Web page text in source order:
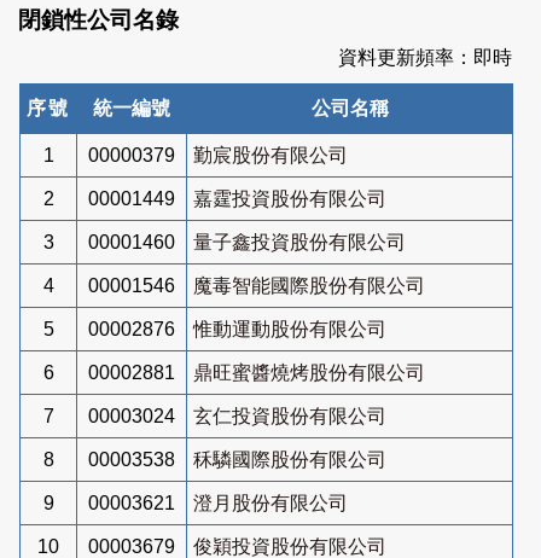
閉鎖性公司名錄
資料更新頻率：即時
序號 統一編號 公司名稱
1 00000379 勤宸股份有限公司
2 00001449 嘉霆投資股份有限公司
3 00001460 量子鑫投資股份有限公司
4 00001546 魔毒智能國際股份有限公司
5 00002876 惟動運動股份有限公司
6 00002881 鼎旺蜜醬燒烤股份有限公司
7 00003024 玄仁投資股份有限公司
8 00003538 秝驎國際股份有限公司
9 00003621 澄月股份有限公司
10 00003679 俊穎投資股份有限公司